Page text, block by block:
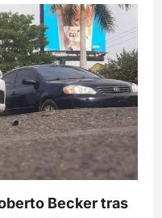
Becker tras